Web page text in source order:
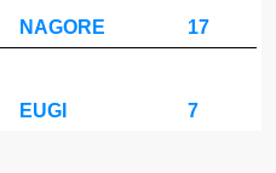
NAGORE 17
EUGI 7